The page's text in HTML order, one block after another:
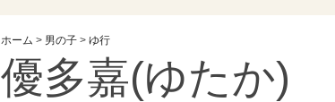
ホーム > 男の子 > ゆ行
優多嘉(ゆたか)